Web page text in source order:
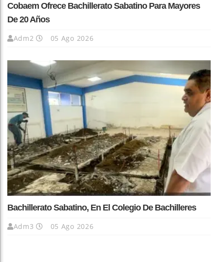
Cobaem Ofrece Bachillerato Sabatino Para Mayores
De 20 Años
Adm2 05 Ago 2026
Bachillerato Sabatino, En El Colegio De Bachilleres
Adm3 05 Ago 2026